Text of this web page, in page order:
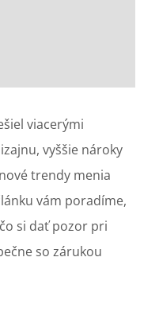
viacerými
vyššie nároky
trendy menia
vám poradíme,
si dať pozor pri
so zárukou